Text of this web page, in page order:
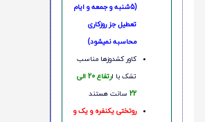
(5شنبه و جمعه و ایام
تعطیل جز روزکاری
محاسبه نمیشود)
کاور کشدوزها مناسب
تشک با ا
رتفاع 20 الی
22 سانت هستند
روتختی یکنفره و یک و